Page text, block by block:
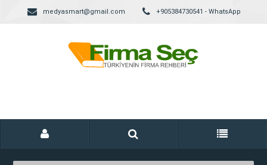
medyasmart@gmail.com +905384730541 - WhatsApp